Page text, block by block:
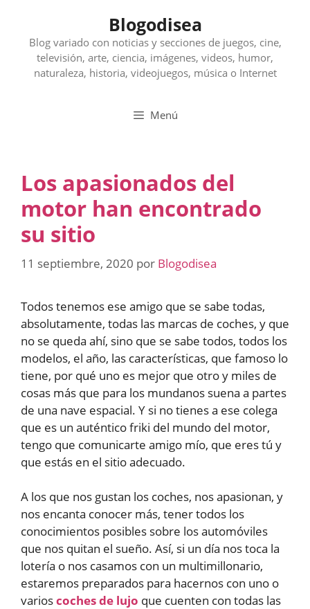
contenido
Blogodisea
Blog variado con noticias y secciones de juegos, cine,
televisión, arte, ciencia, imágenes, videos, humor,
naturaleza, historia, videojuegos, música o Internet
Menú
Los apasionados del
motor han encontrado
su sitio
11 septiembre, 2020 por Blogodisea
Todos tenemos ese amigo que se sabe todas,
absolutamente, todas las marcas de coches, y que
no se queda ahí, sino que se sabe todos, todos los
modelos, el año, las características, que famoso lo
tiene, por qué uno es mejor que otro y miles de
cosas más que para los mundanos suena a partes
de una nave espacial. Y si no tienes a ese colega
que es un auténtico friki del mundo del motor,
tengo que comunicarte amigo mío, que eres tú y
que estás en el sitio adecuado.
A los que nos gustan los coches, nos apasionan, y
nos encanta conocer más, tener todos los
conocimientos posibles sobre los automóviles
que nos quitan el sueño. Así, si un día nos toca la
lotería o nos casamos con un multimillonario,
estaremos preparados para hacernos con uno o
varioscoches de lujo que cuenten con todas las